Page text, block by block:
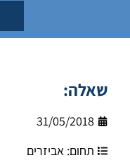
שאלה:
31/05/2018
תחום: אביזרים